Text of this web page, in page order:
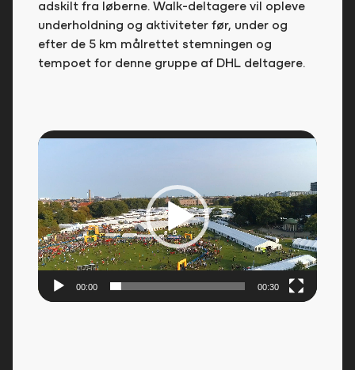
adskilt fra løberne. Walk-deltagere vil opleve
underholdning og aktiviteter før, under og
efter de 5 km målrettet stemningen og
tempoet for denne gruppe af DHL deltagere.
Videoafspiller
00:00 00:30